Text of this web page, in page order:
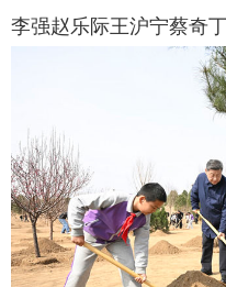
李强赵乐际王沪宁蔡奇